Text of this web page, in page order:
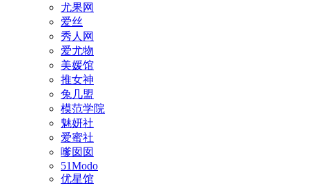
尤果网
爱丝
秀人网
爱尤物
美媛馆
推女神
兔几盟
模范学院
魅妍社
爱蜜社
嗲囡囡
51Modo
优星馆